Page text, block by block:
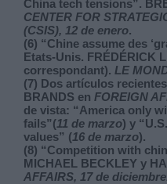
China tech tensions”.
CENTER FOR
(CSIS), 12 de enero.
(6) “Chine assume des
Etats-Unis. FRÉDÉRICK
correspondant). LE
(7) Dos artículos
BRANDS en FOREIGN
de vista: “America only
fails”(11 de marzo) y
values” (16 de marzo).
(8) “Competition with
MICHAEL BECKLEY y
AFFAIRS, 17 de